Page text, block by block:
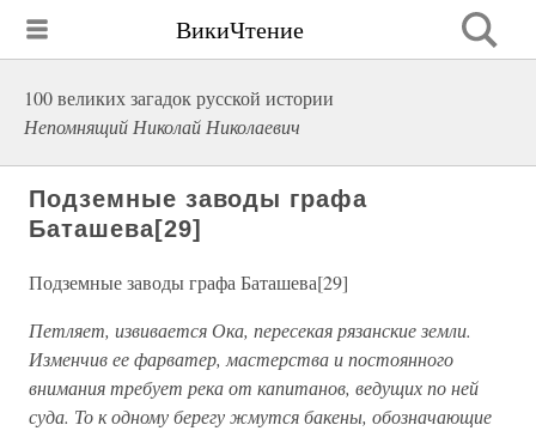
ВикиЧтение
100 великих загадок русской истории
Непомнящий Николай Николаевич
Подземные заводы графа
Баташева[29]
Подземные заводы графа Баташева[29]
Петляет, извивается Ока, пересекая рязанские земли.
Изменчив ее фарватер, мастерства и постоянного
внимания требует река от капитанов, ведущих по ней
суда. То к одному берегу жмутся бакены, обозначающие